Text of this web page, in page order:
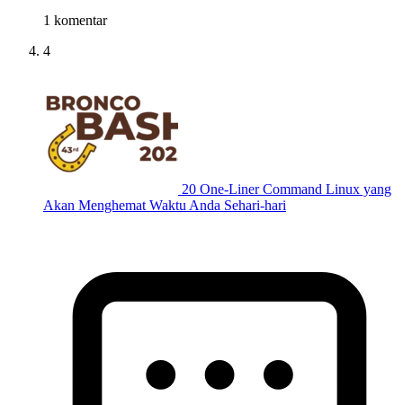
1 komentar
4
20 One-Liner Command Linux yang
Akan Menghemat Waktu Anda Sehari-hari